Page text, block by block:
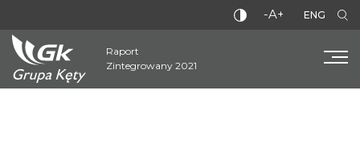
-A+ ENG
Raport
Zintegrowany 2021